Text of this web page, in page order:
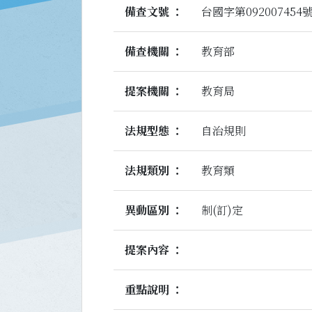
備查文號 台國字第092007454
備查機關 教育部
提案機關 教育局
法規型態 自治規則
法規類別 教育類
異動區別 制(訂)定
提案內容
重點說明